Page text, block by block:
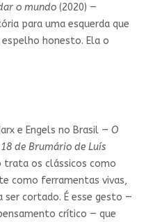
o mundo(2020) —
para uma esquerda que
honesto. Ela o
e Engels no Brasil — O
de Brumário de Luís
trata os clássicos como
como ferramentas vivas,
ser cortado. É esse gesto —
crítico — que